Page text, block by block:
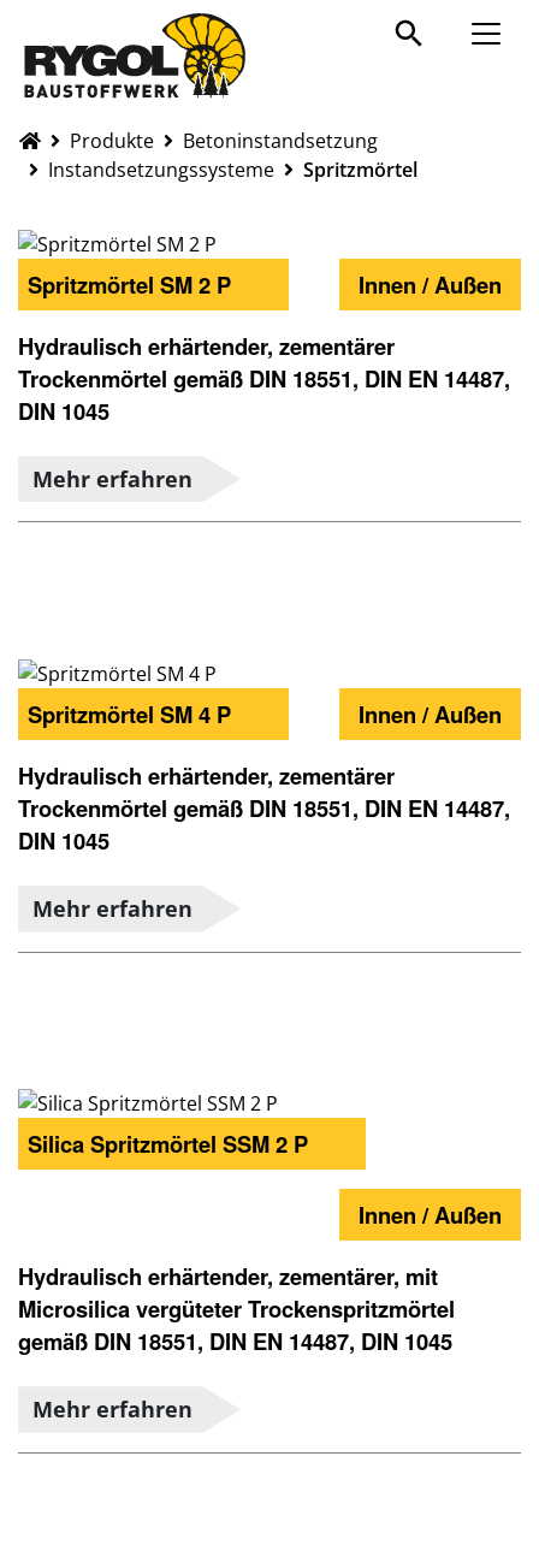
Produkte
Produkte
Betoninstandsetzung
Instandsetzungssysteme
Spritzmörtel
Spritzmörtel SM 2 P
Innen / Außen
Hydraulisch erhärtender, zementärer
Trockenmörtel gemäß DIN 18551, DIN EN 14487,
DIN 1045
Mehr erfahren
Spritzmörtel SM 4 P
Innen / Außen
Hydraulisch erhärtender, zementärer
Trockenmörtel gemäß DIN 18551, DIN EN 14487,
DIN 1045
Mehr erfahren
Silica Spritzmörtel SSM 2 P
Innen / Außen
Hydraulisch erhärtender, zementärer, mit
Microsilica vergüteter Trockenspritzmörtel
gemäß DIN 18551, DIN EN 14487, DIN 1045
Mehr erfahren